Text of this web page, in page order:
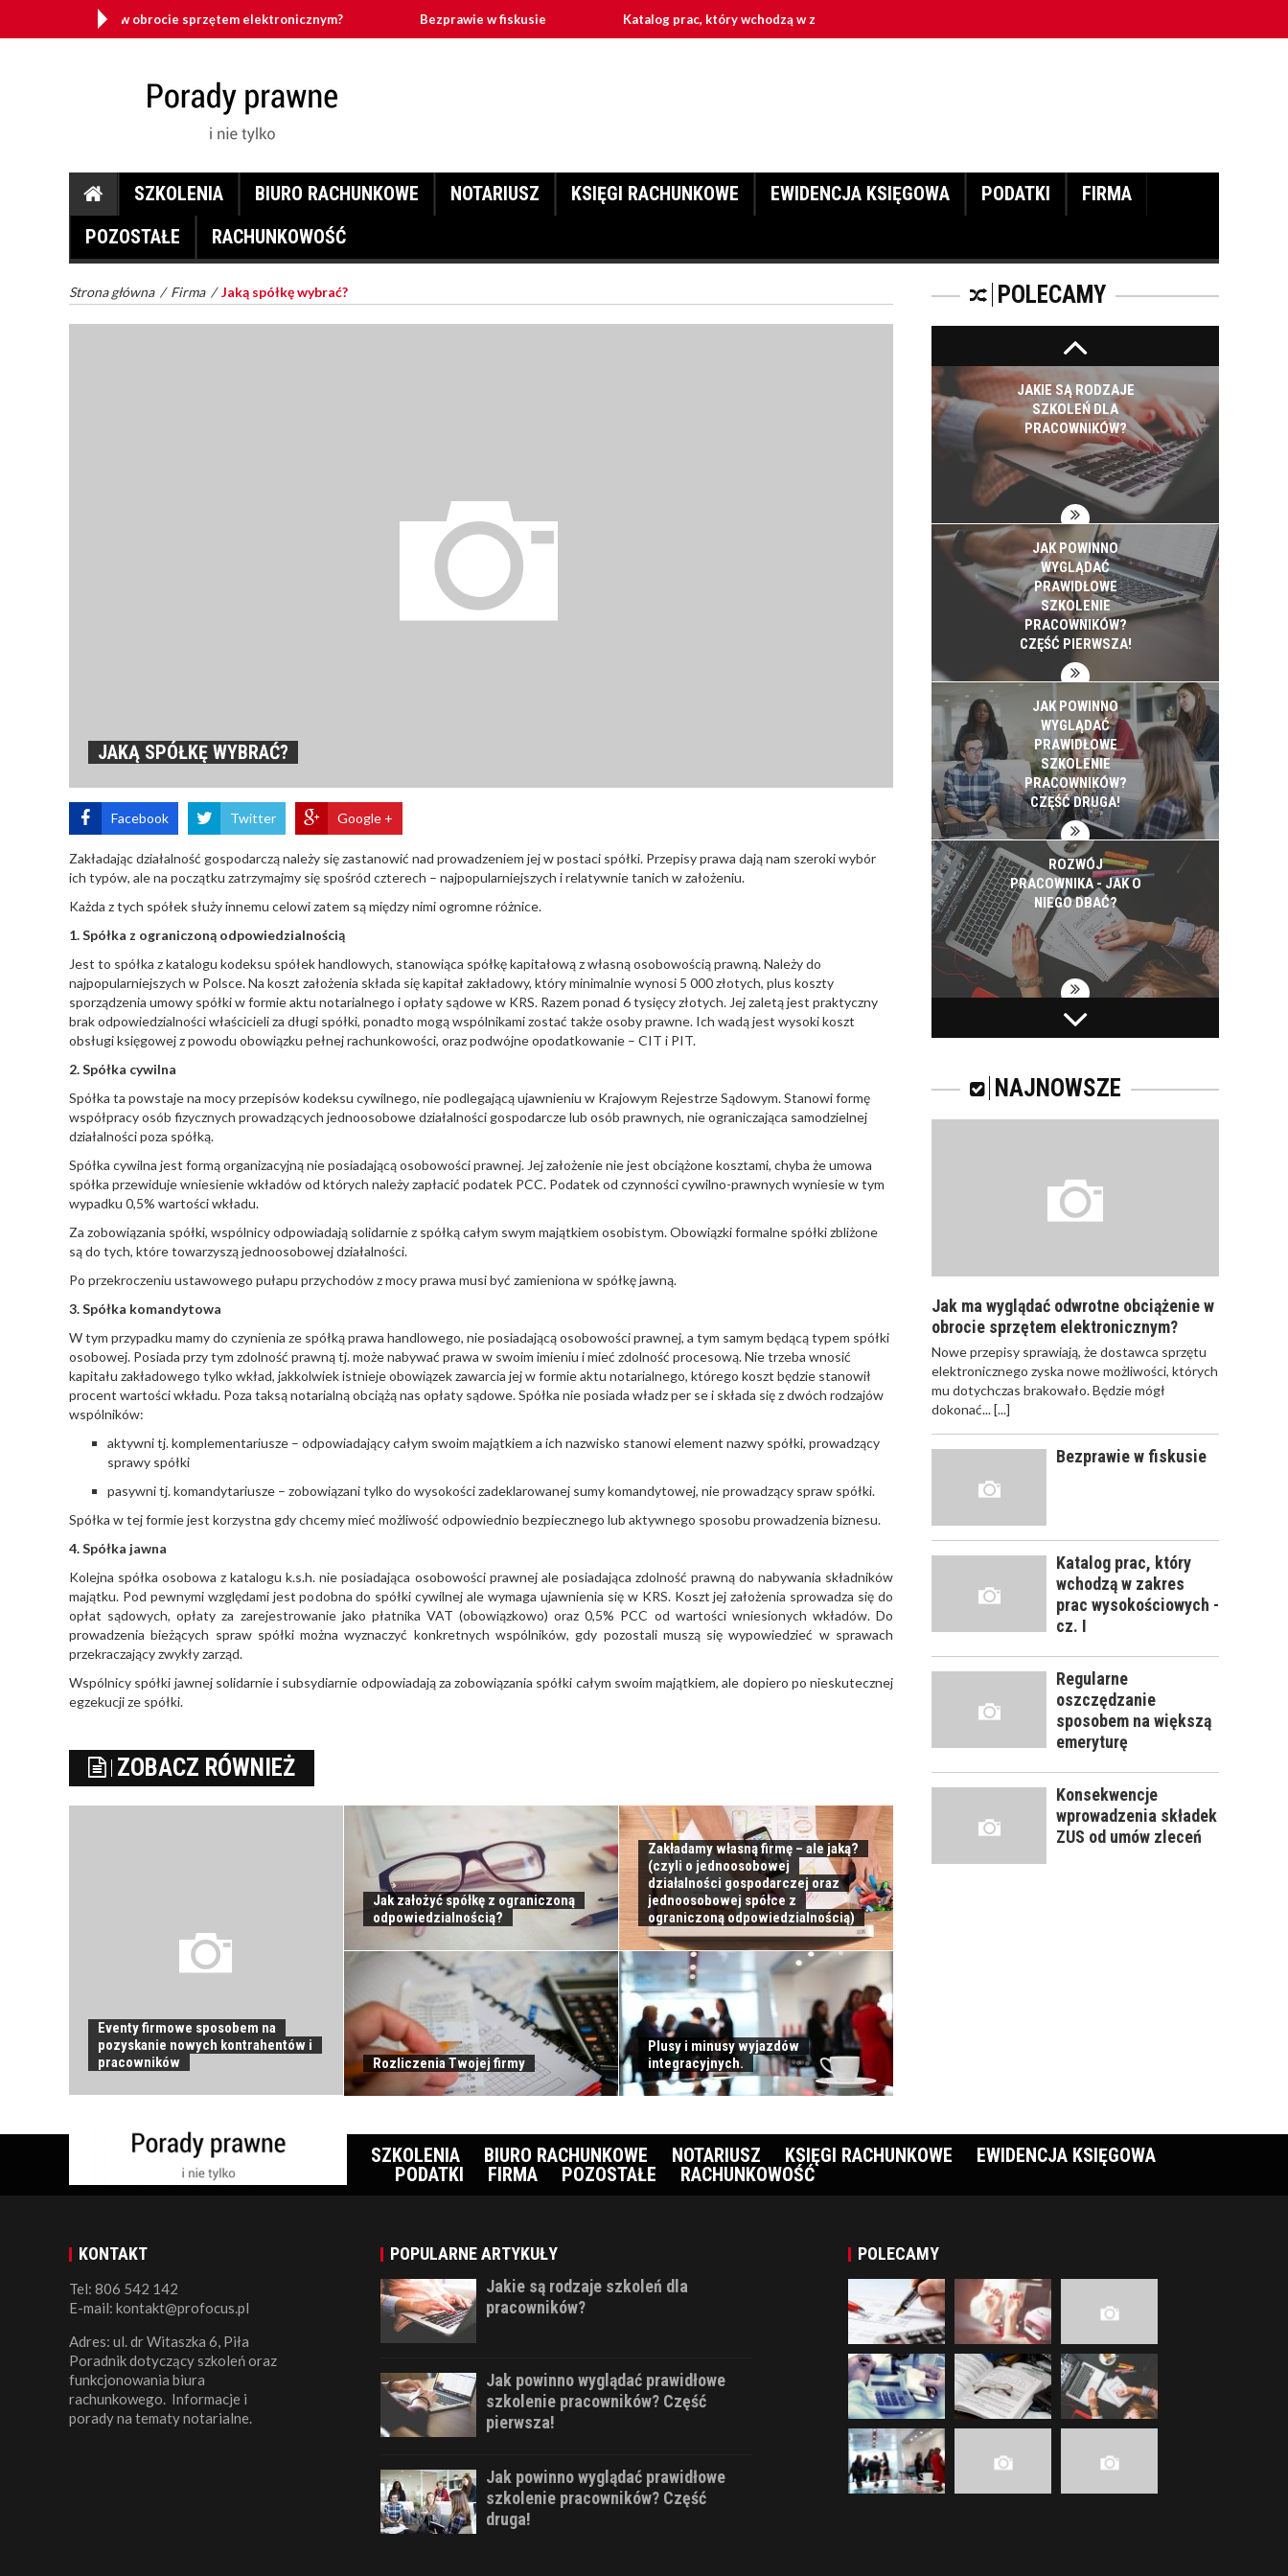
obciążenie w obrocie sprzętem elektronicznym? Bezprawie w fiskusie Katalog prac, który wchodzą w zakres prac wysokościowych - cz. I
SZKOLENIA BIURO RACHUNKOWE NOTARIUSZ KSIĘGI RACHUNKOWE EWIDENCJA KSIĘGOWA PODATKI
FIRMA
POZOSTAŁE
RACHUNKOWOŚĆ
Strona główna / Firma /Jaką spółkę wybrać?
JAKĄ SPÓŁKĘ WYBRAĆ?
Facebook Twitter Google +
Zakładając działalność gospodarczą należy się zastanowić nad prowadzeniem jej w postaci spółki. Przepisy prawa dają nam szeroki wybór
ich typów, ale na początku zatrzymajmy się spośród czterech – najpopularniejszych i relatywnie tanich w założeniu.
Każda z tych spółek służy innemu celowi zatem są między nimi ogromne różnice.
1. Spółka z ograniczoną odpowiedzialnością
Jest to spółka z katalogu kodeksu spółek handlowych, stanowiąca spółkę kapitałową z własną osobowością prawną. Należy do
najpopularniejszych w Polsce. Na koszt założenia składa się kapitał zakładowy, który minimalnie wynosi 5 000 złotych, plus koszty
sporządzenia umowy spółki w formie aktu notarialnego i opłaty sądowe w KRS. Razem ponad 6 tysięcy złotych. Jej zaletą jest praktyczny
brak odpowiedzialności właścicieli za długi spółki, ponadto mogą wspólnikami zostać także osoby prawne. Ich wadą jest wysoki koszt
obsługi księgowej z powodu obowiązku pełnej rachunkowości, oraz podwójne opodatkowanie – CIT i PIT.
2. Spółka cywilna
Spółka ta powstaje na mocy przepisów kodeksu cywilnego, nie podlegającą ujawnieniu w Krajowym Rejestrze Sądowym. Stanowi formę
współpracy osób fizycznych prowadzących jednoosobowe działalności gospodarcze lub osób prawnych, nie ograniczająca samodzielnej
działalności poza spółką.
Spółka cywilna jest formą organizacyjną nie posiadającą osobowości prawnej. Jej założenie nie jest obciążone kosztami, chyba że umowa
spółka przewiduje wniesienie wkładów od których należy zapłacić podatek PCC. Podatek od czynności cywilno-prawnych wyniesie w tym
wypadku 0,5% wartości wkładu.
Za zobowiązania spółki, wspólnicy odpowiadają solidarnie z spółką całym swym majątkiem osobistym. Obowiązki formalne spółki zbliżone
są do tych, które towarzyszą jednoosobowej działalności.
Po przekroczeniu ustawowego pułapu przychodów z mocy prawa musi być zamieniona w spółkę jawną.
3. Spółka komandytowa
W tym przypadku mamy do czynienia ze spółką prawa handlowego, nie posiadającą osobowości prawnej, a tym samym będącą typem spółki
osobowej. Posiada przy tym zdolność prawną tj. może nabywać prawa w swoim imieniu i mieć zdolność procesową. Nie trzeba wnosić
kapitału zakładowego tylko wkład, jakkolwiek istnieje obowiązek zawarcia jej w formie aktu notarialnego, którego koszt będzie stanowił
procent wartości wkładu. Poza taksą notarialną obciążą nas opłaty sądowe. Spółka nie posiada władz per se i składa się z dwóch rodzajów
wspólników:
aktywni tj. komplementariusze – odpowiadający całym swoim majątkiem a ich nazwisko stanowi element nazwy spółki, prowadzący
sprawy spółki
pasywni tj. komandytariusze – zobowiązani tylko do wysokości zadeklarowanej sumy komandytowej, nie prowadzący spraw spółki.
Spółka w tej formie jest korzystna gdy chcemy mieć możliwość odpowiednio bezpiecznego lub aktywnego sposobu prowadzenia biznesu.
4. Spółka jawna
Kolejna spółka osobowa z katalogu k.s.h. nie posiadająca osobowości prawnej ale posiadająca zdolność prawną do nabywania składników
majątku. Pod pewnymi względami jest podobna do spółki cywilnej ale wymaga ujawnienia się w KRS. Koszt jej założenia sprowadza się do
opłat sądowych, opłaty za zarejestrowanie jako płatnika VAT (obowiązkowo) oraz 0,5% PCC od wartości wniesionych wkładów. Do
prowadzenia bieżących spraw spółki można wyznaczyć konkretnych wspólników, gdy pozostali muszą się wypowiedzieć w sprawach
przekraczający zwykły zarząd.
Wspólnicy spółki jawnej solidarnie i subsydiarnie odpowiadają za zobowiązania spółki całym swoim majątkiem, ale dopiero po nieskutecznej
egzekucji ze spółki.
ZOBACZ RÓWNIEŻ
Eventy firmowe sposobem na
pozyskanie nowych kontrahentów i
pracowników
Jak założyć spółkę z ograniczoną
odpowiedzialnością?
Zakładamy własną firmę – ale jaką?
(czyli o jednoosobowej
działalności gospodarczej oraz
jednoosobowej spółce z
ograniczoną odpowiedzialnością)
Rozliczenia Twojej firmy
Plusy i minusy wyjazdów
integracyjnych.
POLECAMY
JAKIE SĄ RODZAJE
SZKOLEŃ DLA
PRACOWNIKÓW?
JAK POWINNO
WYGLĄDAĆ
PRAWIDŁOWE
SZKOLENIE
PRACOWNIKÓW?
CZĘŚĆ PIERWSZA!
JAK POWINNO
WYGLĄDAĆ
PRAWIDŁOWE
SZKOLENIE
PRACOWNIKÓW?
CZĘŚĆ DRUGA!
ROZWÓJ
PRACOWNIKA - JAK O
NIEGO DBAĆ?
PRACOWNICY -
CZEMU WARTO ICH
JAKIE SĄ RODZAJE
SZKOLEŃ DLA
PRACOWNIKÓW?
JAK POWINNO
WYGLĄDAĆ
PRAWIDŁOWE
SZKOLENIE
CZĘŚĆ PIERWSZA!
SZKOLENIE
PRACOWNIKÓW?
CZĘŚĆ DRUGA!
ROZWÓJ
PRACOWNIKA - JAK O
NIEGO DBAĆ?
NAJNOWSZE
Jak ma wyglądać odwrotne obciążenie w
obrocie sprzętem elektronicznym?
Nowe przepisy sprawiają, że dostawca sprzętu
elektronicznego zyska nowe możliwości, których
mu dotychczas brakowało. Będzie mógł
dokonać...[...]
Bezprawie w fiskusie
Katalog prac, który
wchodzą w zakres
prac wysokościowych -
cz. I
Regularne
oszczędzanie
sposobem na większą
emeryturę
Konsekwencje
wprowadzenia składek
ZUS od umów zleceń
SZKOLENIA BIURO RACHUNKOWE NOTARIUSZ KSIĘGI RACHUNKOWE
EWIDENCJA KSIĘGOWA
PODATKI
FIRMA POZOSTAŁE RACHUNKOWOŚĆ
KONTAKT
Tel: 806 542 142
E-mail: kontakt@profocus.pl
Adres: ul. dr Witaszka 6, Piła
Poradnik dotyczący szkoleń oraz
funkcjonowania biura
rachunkowego. Informacje i
porady na tematy notarialne.
POPULARNE ARTYKUŁY
Jakie są rodzaje szkoleń dla
pracowników?
Jak powinno wyglądać prawidłowe
szkolenie pracowników? Część
pierwsza!
Jak powinno wyglądać prawidłowe
szkolenie pracowników? Część
druga!
POLECAMY